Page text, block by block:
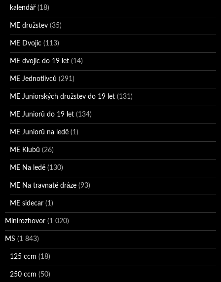
kalendář (18)
ME družstev (35)
ME Dvojic (113)
ME dvojic do 19 let (14)
ME Jednotlivců (291)
ME Juniorských družstev do 19 let (131)
ME Juniorů do 19 let (134)
ME Juniorů na ledě (1)
ME Klubů (26)
ME Na ledě (130)
ME Na travnaté dráze (93)
ME sidecar (1)
Minirozhovor (1 020)
MS (1 843)
125 ccm (18)
250 ccm (50)